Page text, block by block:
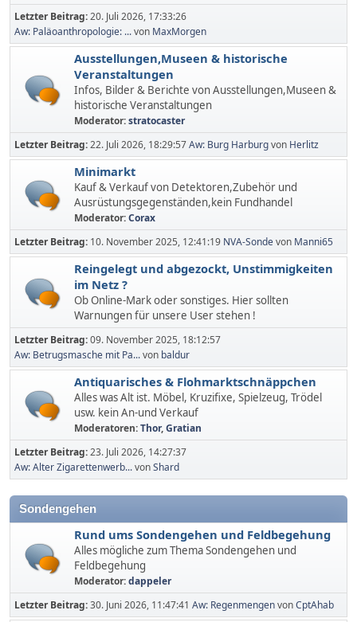
Letzter Beitrag:20. Juli 2026, 17:33:26
Aw: Paläoanthropologie: ...von MaxMorgen
Ausstellungen,Museen & historische
Veranstaltungen
Infos, Bilder & Berichte von Ausstellungen,Museen &
historische Veranstaltungen
Moderator:stratocaster
Letzter Beitrag:22. Juli 2026, 18:29:57Aw: Burg Harburgvon Herlitz
Minimarkt
Kauf & Verkauf von Detektoren,Zubehör und
Ausrüstungsgegenständen,kein Fundhandel
Moderator:Corax
Letzter Beitrag: 10. November 2025, 12:41:19 NVA-Sondevon Manni65
Reingelegt und abgezockt, Unstimmigkeiten
im Netz ?
Ob Online-Mark oder sonstiges. Hier sollten
Warnungen für unsere User stehen !
Letzter Beitrag:09. November 2025, 18:12:57
Aw: Betrugsmasche mit Pa...von baldur
Antiquarisches & Flohmarktschnäppchen
Alles was Alt ist. Möbel, Kruzifixe, Spielzeug, Trödel
usw. kein An-und Verkauf
Moderatoren:Thor,Gratian
Letzter Beitrag:23. Juli 2026, 14:27:37
Aw: Alter Zigarettenwerb...vonShard
Sondengehen
Rund ums Sondengehen und Feldbegehung
Alles mögliche zum Thema Sondengehen und
Feldbegehung
Moderator:dappeler
Letzter Beitrag:30. Juni 2026, 11:47:41 Aw: RegenmengenvonCptAhab